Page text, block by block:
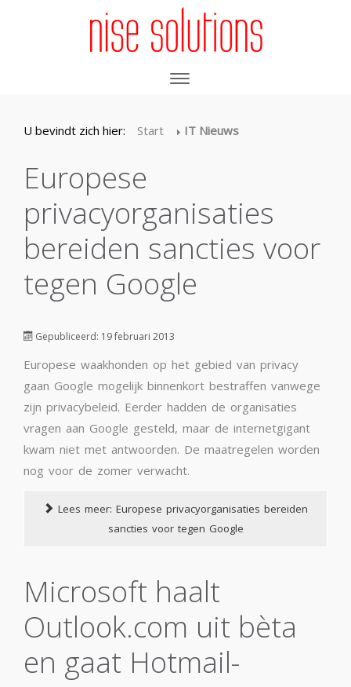
U bevindt zich hier: Start IT Nieuws
Europese
privacyorganisaties
bereiden sancties voor
tegen Google
Gepubliceerd: 19 februari 2013
Europese waakhonden op het gebied van privacy
gaan Google mogelijk binnenkort bestraffen vanwege
zijn privacybeleid. Eerder hadden de organisaties
vragen aan Google gesteld, maar de internetgigant
kwam niet met antwoorden. De maatregelen worden
nog voor de zomer verwacht.
Lees meer: Europese privacyorganisaties bereiden
sancties voor tegen Google
Microsoft haalt
Outlook.com uit bèta
en gaat Hotmail-